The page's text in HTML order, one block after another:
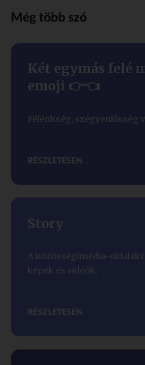
Még több szó
Két egymás felé
emoji 👉👈
Félénkség, szégyenlősség
RÉSZLETESEN
Story
A közösségimédia-
képek és videók.
RÉSZLETESEN